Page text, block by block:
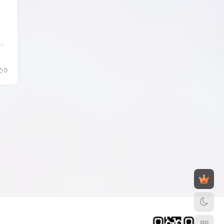
智能分割照片轻松完成复杂编辑。 上传自定义图层...
0